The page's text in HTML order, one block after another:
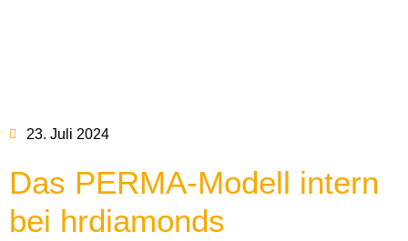
23. Juli 2024
Das PERMA-Modell intern
bei hrdiamonds